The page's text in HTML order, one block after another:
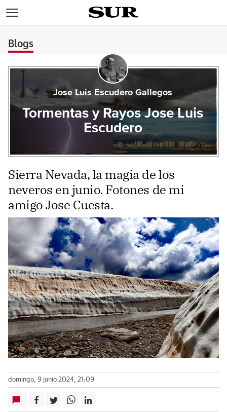
Blogs
Jose Luis Escudero Gallegos
Tormentas y Rayos Jose Luis
Escudero
Sierra Nevada, la magia de los
neveros en junio. Fotones de mi
amigo Jose Cuesta.
domingo, 9 junio 2024, 21:09